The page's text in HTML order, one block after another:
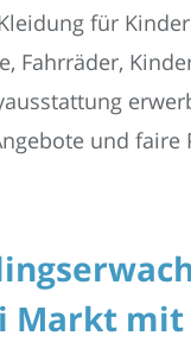
für
Fahrräder,
und faire
Markt mit